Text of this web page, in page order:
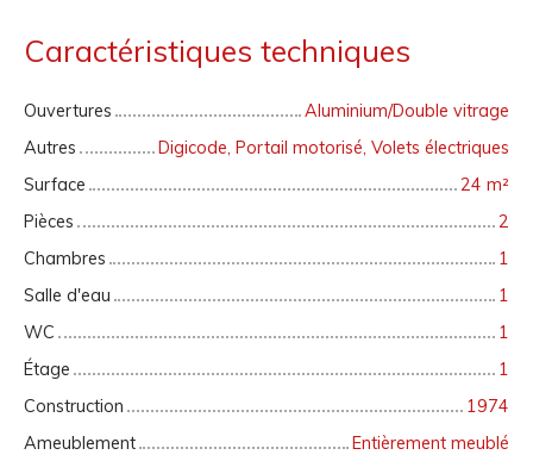
Caractéristiques techniques
Ouvertures
Aluminium/Double vitrage
Autres
Digicode, Portail motorisé, Volets électriques
Surface
24 m²
Pièces
2
Chambres
1
Salle d'eau
1
WC
1
Étage
1
Construction
1974
Ameublement
Entièrement meublé